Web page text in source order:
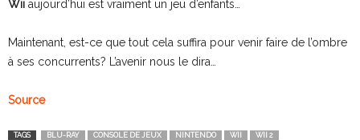
Wii aujourd’hui est vraiment un jeu d’enfants…
Maintenant, est-ce que tout cela suffira pour venir faire de l’ombre
à ses concurrents? L’avenir nous le dira…
Source
TAGS BLU-RAY CONSOLE DE JEUX NINTENDO WII WII 2